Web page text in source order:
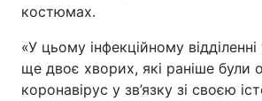
костюмах.
«У цьому інфекційному
ще двоє хворих, які раніше були
коронавірус у зв’язку зі своєю